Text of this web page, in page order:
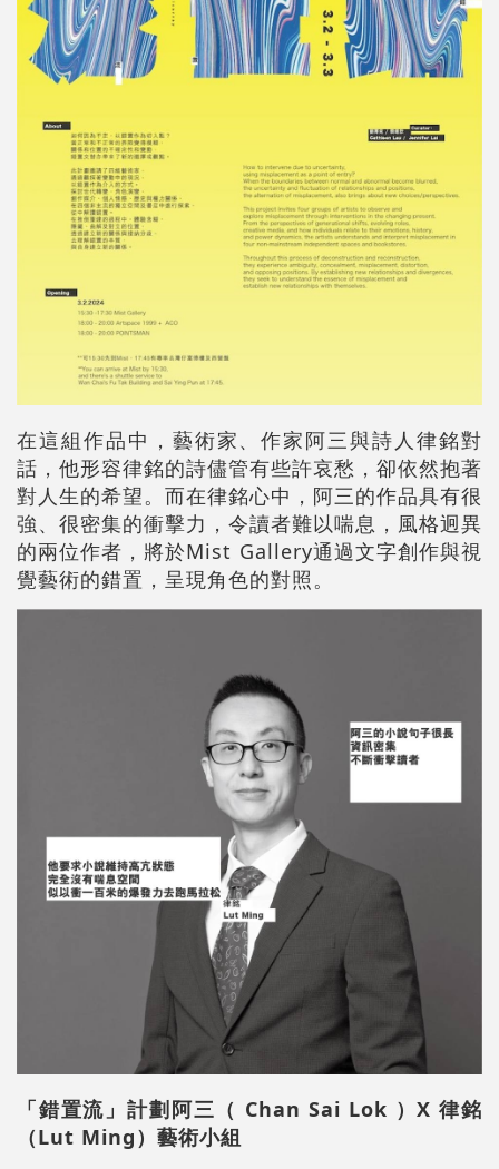
在這組作品中，藝術家、作家阿三與詩人律銘對
話，他形容律銘的詩儘管有些許哀愁，卻依然抱著
對人生的希望。而在律銘心中，阿三的作品具有很
強、很密集的衝擊力，令讀者難以喘息，風格迥異
的兩位作者，將於Mist Gallery通過文字創作與視
覺藝術的錯置，呈現角色的對照。
「錯置流」計劃阿三（ Chan Sai Lok ）X 律銘
（Lut Ming）藝術小組